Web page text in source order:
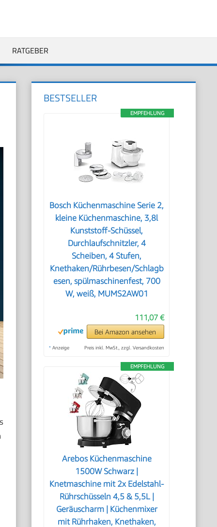
RATGEBER
BESTSELLER
EMPFEHLUNG
Bosch Küchenmaschine Serie 2,
kleine Küchenmaschine, 3,8l
Kunststoff-Schüssel,
Durchlaufschnitzler, 4
Scheiben, 4 Stufen,
Knethaken/Rührbesen/Schlagb
esen, spülmaschinenfest, 700
W, weiß, MUMS2AW01
111,07 €
Bei Amazon ansehen
* Anzeige Preis inkl. MwSt., zzgl. Versandkosten
EMPFEHLUNG
Arebos Küchenmaschine
1500W Schwarz |
Knetmaschine mit 2x Edelstahl-
Rührschüsseln 4,5 & 5,5L |
Geräuscharm | Küchenmixer
mit Rührhaken, Knethaken,